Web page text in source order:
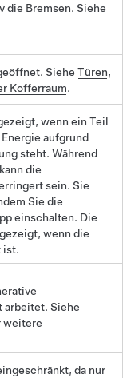
die Bremsen. Siehe
SieheTüren,
Kofferraum.
wenn ein Teil
aufgrund
steht. Während
die
sein. Sie
Sie die
einschalten. Die
wenn die
ist.
arbeitet. Siehe
weitere
da nur